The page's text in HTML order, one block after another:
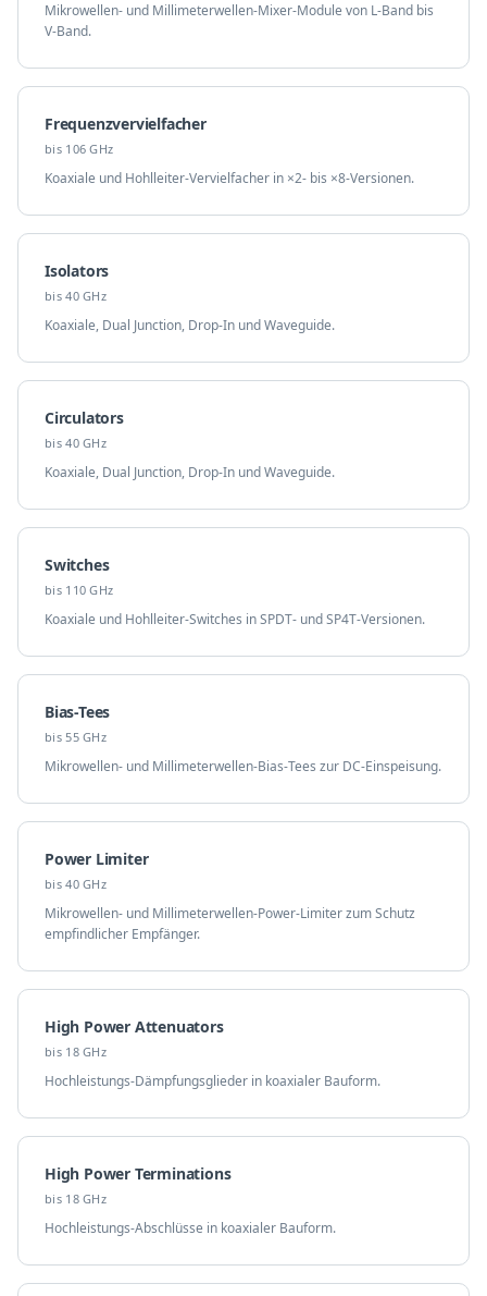
Mikrowellen- und Millimeterwellen-Mixer-Module von L-Band bis
V-Band.
Frequenzvervielfacher
bis 106 GHz
Koaxiale und Hohlleiter-Vervielfacher in ×2- bis ×8-Versionen.
Isolators
bis 40 GHz
Koaxiale, Dual Junction, Drop-In und Waveguide.
Circulators
bis 40 GHz
Koaxiale, Dual Junction, Drop-In und Waveguide.
Switches
bis 110 GHz
Koaxiale und Hohlleiter-Switches in SPDT- und SP4T-Versionen.
Bias-Tees
bis 55 GHz
Mikrowellen- und Millimeterwellen-Bias-Tees zur DC-Einspeisung.
Power Limiter
bis 40 GHz
Mikrowellen- und Millimeterwellen-Power-Limiter zum Schutz
empfindlicher Empfänger.
High Power Attenuators
bis 18 GHz
Hochleistungs-Dämpfungsglieder in koaxialer Bauform.
High Power Terminations
bis 18 GHz
Hochleistungs-Abschlüsse in koaxialer Bauform.